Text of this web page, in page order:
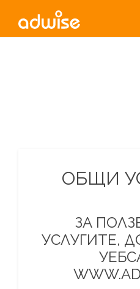
ОБЩИ
ЗА
УСЛУГИТЕ,